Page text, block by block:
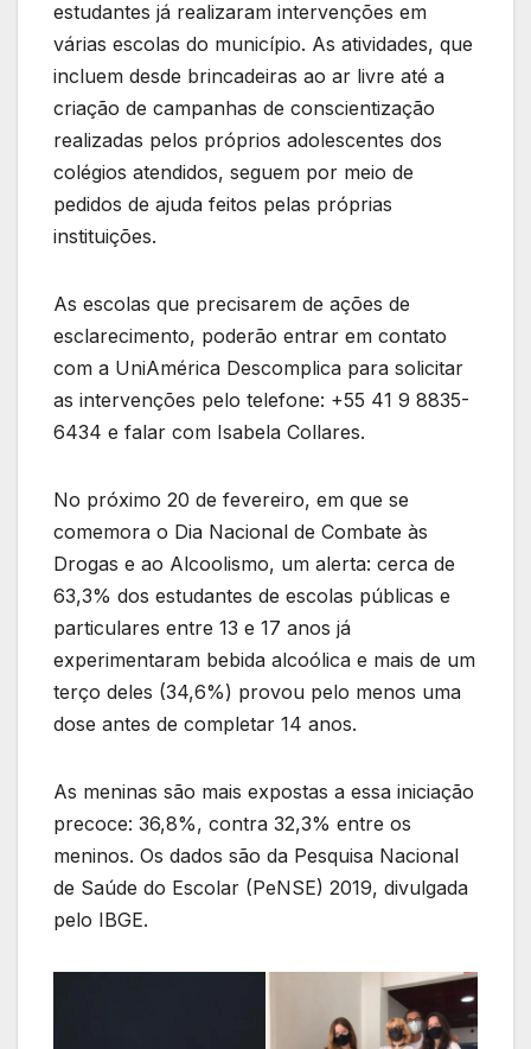
estudantes já realizaram intervenções em
várias escolas do município. As atividades, que
incluem desde brincadeiras ao ar livre até a
criação de campanhas de conscientização
realizadas pelos próprios adolescentes dos
colégios atendidos, seguem por meio de
pedidos de ajuda feitos pelas próprias
instituições.
As escolas que precisarem de ações de
esclarecimento, poderão entrar em contato
com a UniAmérica Descomplica para solicitar
as intervenções pelo telefone: +55 41 9 8835-
6434 e falar com Isabela Collares.
No próximo 20 de fevereiro, em que se
comemora o Dia Nacional de Combate às
Drogas e ao Alcoolismo, um alerta: cerca de
63,3% dos estudantes de escolas públicas e
particulares entre 13 e 17 anos já
experimentaram bebida alcoólica e mais de um
terço deles (34,6%) provou pelo menos uma
dose antes de completar 14 anos.
As meninas são mais expostas a essa iniciação
precoce: 36,8%, contra 32,3% entre os
meninos. Os dados são da Pesquisa Nacional
de Saúde do Escolar (PeNSE) 2019, divulgada
pelo IBGE.